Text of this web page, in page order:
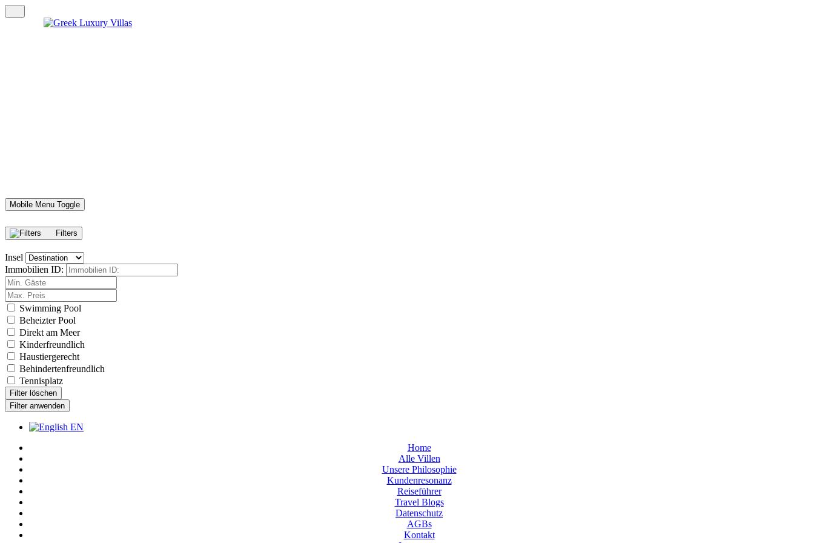
Mobile Menu Toggle
Filters
Insel
Immobilien ID:
Swimming Pool
Beheizter Pool
Direkt am Meer
Kinderfreundlich
Haustiergerecht
Behindertenfreundlich
Tennisplatz
Filter löschen
Filter anwenden
EN
Home
Alle Villen
Unsere Philosophie
Kundenresonanz
Reiseführer
Travel Blogs
Datenschutz
AGBs
Kontakt